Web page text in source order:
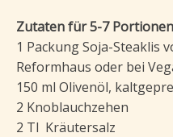
Zutaten für 5-7 Portionen
1 Packung Soja-Steaklis
Reformhaus oder bei
150 ml Olivenöl,
2 Knoblauchzehen
2 Tl Kräutersalz